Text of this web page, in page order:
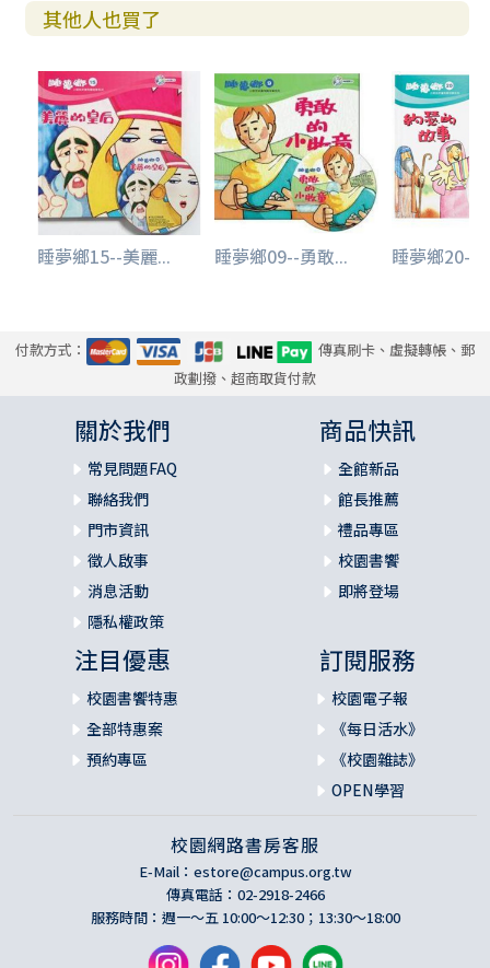
其他人也買了
睡夢鄉15--美麗... 睡夢鄉09--勇敢... 睡夢鄉20--
付款方式：
傳真刷卡、虛擬轉帳、郵
政劃撥、超商取貨付款
關於我們
常見問題FAQ
聯絡我們
門市資訊
徵人啟事
消息活動
隱私權政策
商品快訊
全館新品
館長推薦
禮品專區
校園書饗
即將登場
注目優惠
校園書饗特惠
全部特惠案
預約專區
訂閱服務
校園電子報
《每日活水》
《校園雜誌》
OPEN學習
校園網路書房客服
E-Mail： estore@campus.org.tw
傳真電話：02-2918-2466
服務時間：週一～五 10:00～12:30；13:30～18:00